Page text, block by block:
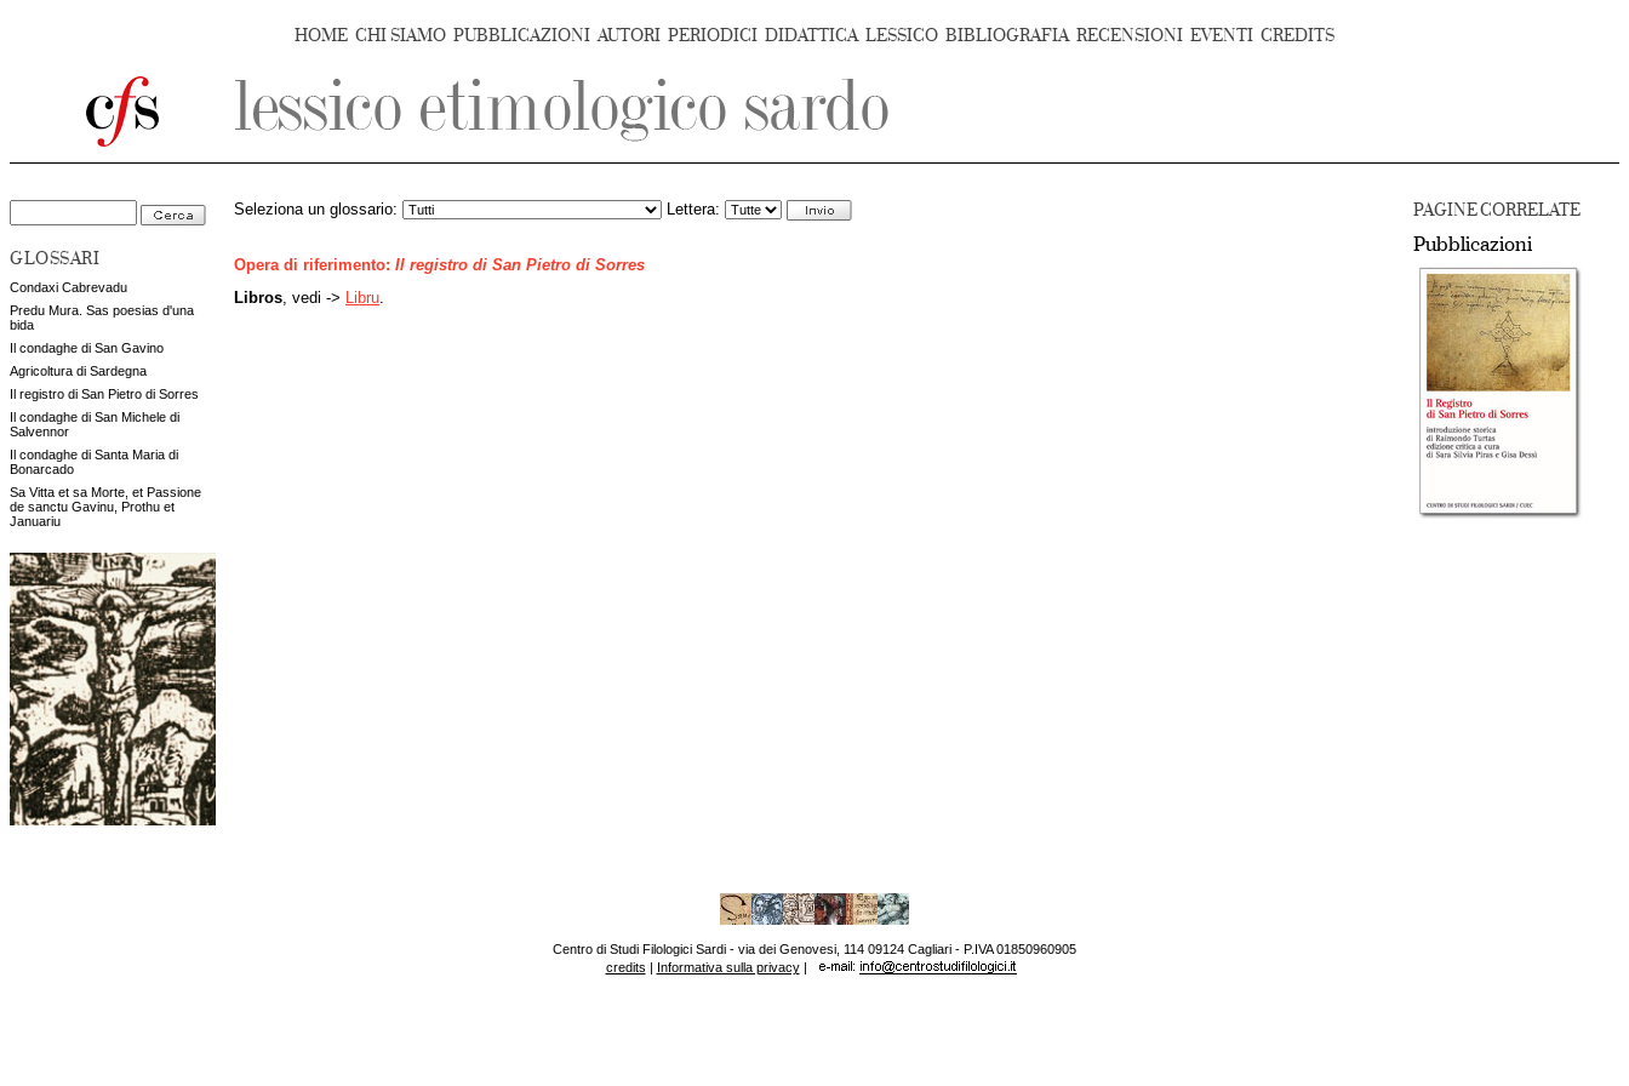
HOME CHI SIAMO PUBBLICAZIONI AUTORI PERIODICI DIDATTICA LESSICO BIBLIOGRAFIA RECENSIONI EVENTI CREDITS
GLOSSARI
Condaxi Cabrevadu
Predu Mura. Sas poesias d'una
bida
Il condaghe di San Gavino
Agricoltura di Sardegna
Il registro di San Pietro di Sorres
Il condaghe di San Michele di
Salvennor
Il condaghe di Santa Maria di
Bonarcado
Sa Vitta et sa Morte, et Passione
de sanctu Gavinu, Prothu et
Januariu
PAGINE CORRELATE
Pubblicazioni
Seleziona un glossario: Lettera:
Opera di riferimento: Il registro di San Pietro di Sorres
Libros , vedi -> Libru
Centro di Studi Filologici Sardi - via dei Genovesi, 114 09124 Cagliari - P.IVA 01850960905
credits | Informativa sulla privacy|